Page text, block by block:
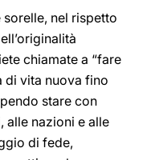
nel rispetto
chiamate a “fare
di vita nuova fino
stare con
alle nazioni e alle
di fede,